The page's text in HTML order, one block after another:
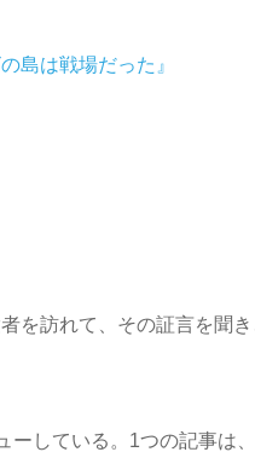
島は戦場だった』
を訪れて、その証言を聞
している。1つの記事は